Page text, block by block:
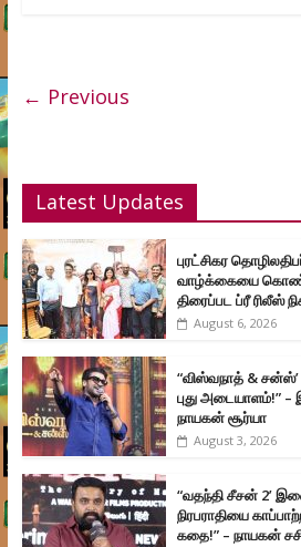
← Previous
Latest Updates
புரட்சிகர
வாழ்க்கையை
திரைப்பட ப்ரீ ரிலீஸ்
August 6, 2026
“விஸ்வநாத் & சன்ஸ்’
புது அடையாளம்!” –
நாயகன் சூர்யா
August 3, 2026
“வதந்தி சீசன் 2’
நிரபராதியை
கதை!” – நாயகன்